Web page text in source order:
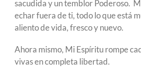
sacudida y un temblor Poderoso.
echar fuera de ti, todo lo que está
aliento de vida, fresco y nuevo.
Ahora mismo, Mi Espíritu rompe
vivas en completa libertad.